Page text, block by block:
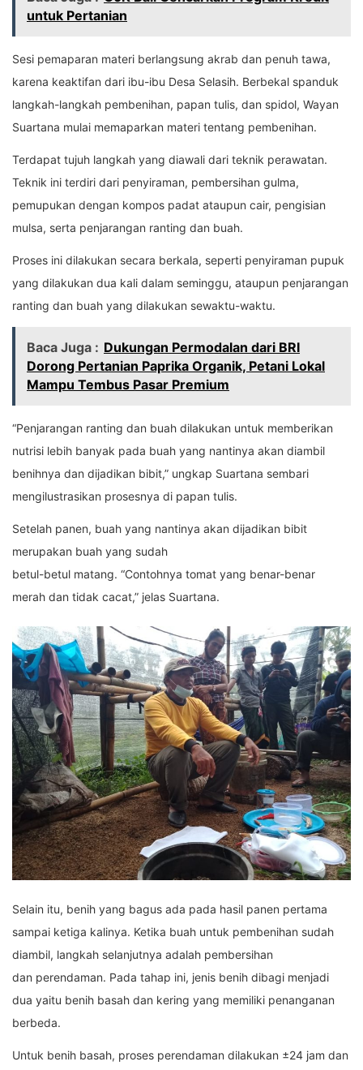
untuk Pertanian
Sesi pemaparan materi berlangsung akrab dan penuh tawa,
karena keaktifan dari ibu-ibu Desa Selasih. Berbekal spanduk
langkah-langkah pembenihan, papan tulis, dan spidol, Wayan
Suartana mulai memaparkan materi tentang pembenihan.
Terdapat tujuh langkah yang diawali dari teknik perawatan.
Teknik ini terdiri dari penyiraman, pembersihan gulma,
pemupukan dengan kompos padat ataupun cair, pengisian
mulsa, serta penjarangan ranting dan buah.
Proses ini dilakukan secara berkala, seperti penyiraman pupuk
yang dilakukan dua kali dalam seminggu, ataupun penjarangan
ranting dan buah yang dilakukan sewaktu-waktu.
Baca Juga : Dukungan Permodalan dari BRI
Dorong Pertanian Paprika Organik, Petani Lokal
Mampu Tembus Pasar Premium
“Penjarangan ranting dan buah dilakukan untuk memberikan
nutrisi lebih banyak pada buah yang nantinya akan diambil
benihnya dan dijadikan bibit,” ungkap Suartana sembari
mengilustrasikan prosesnya di papan tulis.
Setelah panen, buah yang nantinya akan dijadikan bibit
merupakan buah yang sudah
betul-betul matang. “Contohnya tomat yang benar-benar
merah dan tidak cacat,” jelas Suartana.
Selain itu, benih yang bagus ada pada hasil panen pertama
sampai ketiga kalinya. Ketika buah untuk pembenihan sudah
diambil, langkah selanjutnya adalah pembersihan
dan perendaman. Pada tahap ini, jenis benih dibagi menjadi
dua yaitu benih basah dan kering yang memiliki penanganan
berbeda.
Untuk benih basah, proses perendaman dilakukan ±24 jam dan